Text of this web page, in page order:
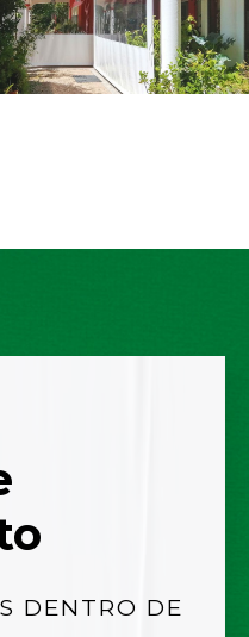
DENTRO DE